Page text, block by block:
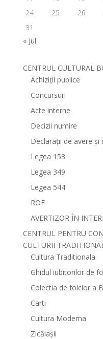
24
25 26
31
« Jul
CENTRUL CULTURAL
Achiziții publice
Concursuri
Acte interne
Decizii numire
Declarații de avere și
Legea 153
Legea 349
Legea 544
ROF
AVERTIZOR ÎN
CENTRUL PENTRU
CULTURII
Cultura Traditionala
Ghidul iubitorilor de
Colectia de folclor a
Carti
Cultura Moderna
Zicălașii